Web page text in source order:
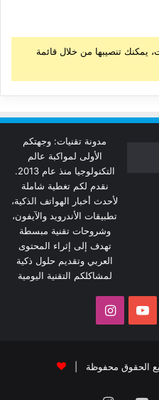
يمكنك تنصيبها من خلال قائمة
مدونة تقنيات: وجهتكم
الأولى لمواكبة عالم
التكنولوجيا منذ عام 2013.
نقدم لكم تغطية شاملة
لأحدث أخبار الهواتف الذكية،
تطبيقات الأندرويد والآيفون،
وشروحات تقنية مبسطة
تهدف إلى إثراء المحتوى
العربي وتقديم حلول ذكية
لمشاكلكم التقنية اليومية
‫YouTubeانستقرام